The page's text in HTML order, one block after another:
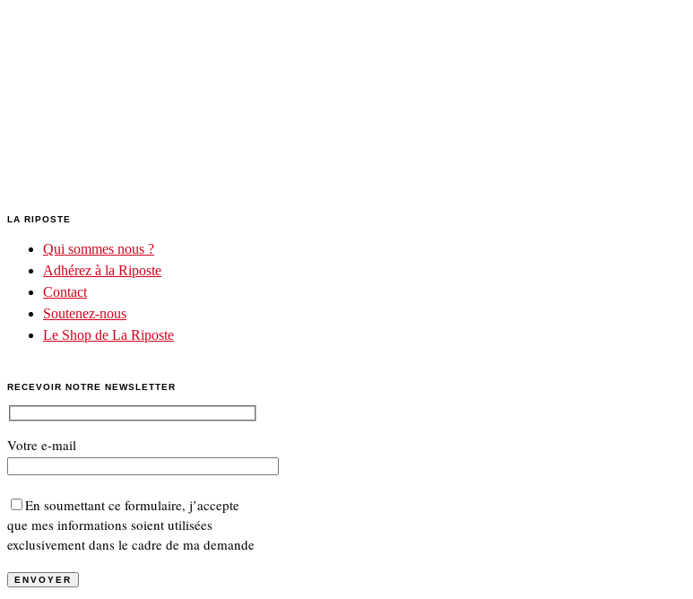
LA RIPOSTE
Qui sommes nous ?
Adhérez à la Riposte
Contact
Soutenez-nous
Le Shop de La Riposte
RECEVOIR NOTRE NEWSLETTER
Votre e-mail
En soumettant ce formulaire, j’accepte
que mes informations soient utilisées
exclusivement dans le cadre de ma demande